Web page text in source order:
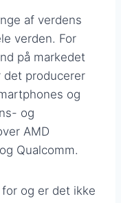
af verdens
verden. For
på markedet
det producerer
og
og
AMD
Qualcomm.
og er det ikke